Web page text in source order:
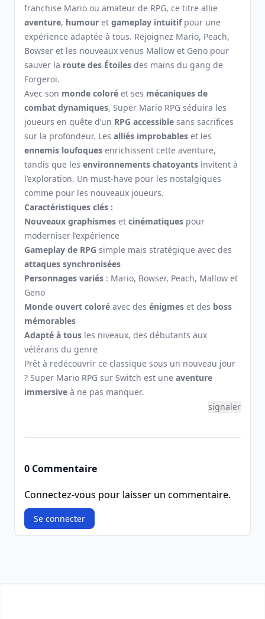
franchise Mario ou amateur de RPG, ce titre allie
aventure, humour et gameplay intuitifpour une
expérience adaptée à tous. Rejoignez Mario, Peach,
Bowser et les nouveaux venus Mallow et Geno pour
sauver la route des Étoiles des mains du gang de
Forgeroi.
Avec son monde coloré et ses mécaniques de
combat dynamiques, Super Mario RPG séduira les
joueurs en quête d’un RPG accessible sans sacrifices
sur la profondeur. Les alliés improbables et les
ennemis loufoques enrichissent cette aventure,
tandis que les environnements chatoyants invitent à
l’exploration. Un must-have pour les nostalgiques
comme pour les nouveaux joueurs.
Caractéristiques clés :
Nouveaux graphismes et cinématiques pour
moderniser l’expérience
Gameplay de RPG simple mais stratégique avec des
attaques synchronisées
Personnages variés : Mario, Bowser, Peach, Mallow et
Geno
Monde ouvert coloré avec des énigmes et des boss
mémorables
Adapté à tous les niveaux, des débutants aux
vétérans du genre
Prêt à redécouvrir ce classique sous un nouveau jour
? Super Mario RPG sur Switch est une aventure
immersive à ne pas manquer.
signaler
0 Commentaire
Connectez-vous pour laisser un commentaire.
Se connecter